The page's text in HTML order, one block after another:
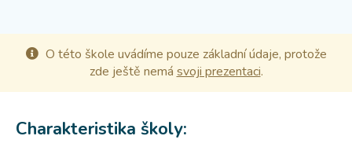
O této škole uvádíme pouze základní údaje, protože
zde ještě nemá svoji prezentaci.
Charakteristika školy: